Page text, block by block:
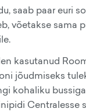
saab paar euri
võetakse sama
kasutanud
jõudmiseks
kohaliku
Centralesse